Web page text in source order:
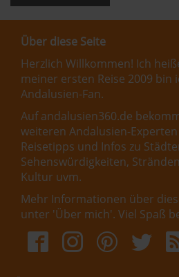
Über diese Seite
Herzlich Willkommen! Ich
meiner ersten Reise 2009 bin
Andalusien-Fan.
Auf andalusien360.de
weiteren Andalusien-
Reisetipps und Infos zu
Sehenswürdigkeiten,
Kultur uvm.
Mehr Informationen über
unter 'Über mich'. Viel Spaß